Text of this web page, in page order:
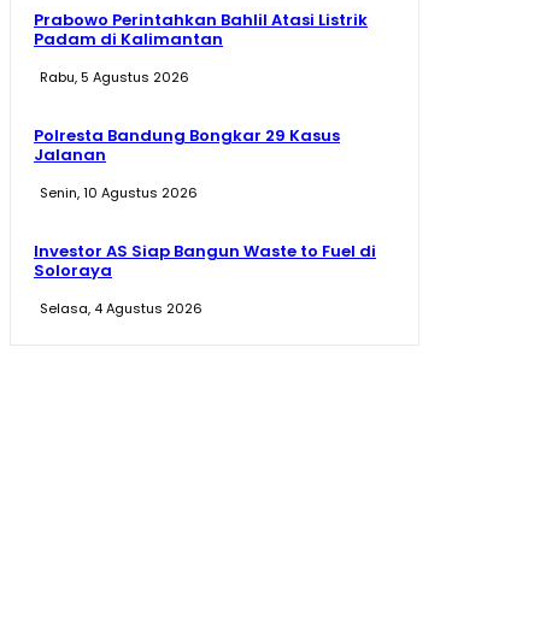
Prabowo Perintahkan Bahlil Atasi Listrik
Padam di Kalimantan
Rabu, 5 Agustus 2026
Polresta Bandung Bongkar 29 Kasus
Jalanan
Senin, 10 Agustus 2026
Investor AS Siap Bangun Waste to Fuel di
Soloraya
Selasa, 4 Agustus 2026